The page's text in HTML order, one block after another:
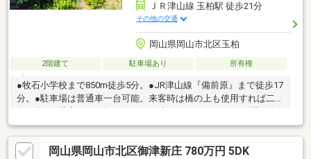
ＪＲ津山線 玉柏駅 徒歩21分
その他の交通
岡山県岡山市北区玉柏
2階建て 駐車場あり 所有権
●牧石小学校まで850m徒歩5分。●JR津山線『備前原』まで徒歩17
分。●駐車場は普通車一台可能。来客時は橋の上も使用すれば二
わせも可能です●○物件の問い合わせや来店・案内予約がLINEで出
来ます♪ ●ライン追加URL● https://lin.ee/NcTho8W●ラインID●
@cou3078a岡山県岡山市北区御津新庄 780万円 5DK